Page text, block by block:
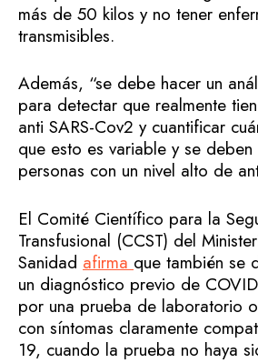
más de 50 kilos y no tener
transmisibles.
Además, “se debe hacer un
para detectar que realmente
anti SARS-Cov2 y cuantificar
que esto es variable y se
personas con un nivel alto de
El Comité Científico para la
Transfusional (CCST) del
Sanidad afirma que también se
un diagnóstico previo de
por una prueba de laboratorio
con síntomas claramente
19, cuando la prueba no haya